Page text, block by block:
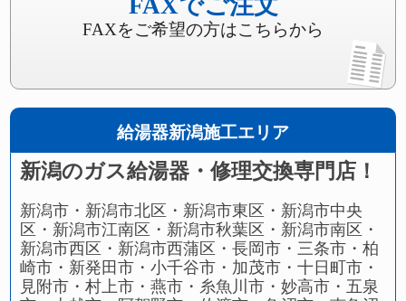
FAXをご希望の方はこちらから
給湯器新潟施工エリア
新潟のガス給湯器・修理交換専門店！
新潟市・新潟市北区・新潟市東区・新潟市中央
区・新潟市江南区・新潟市秋葉区・新潟市南区・
新潟市西区・新潟市西蒲区・長岡市・三条市・柏
崎市・新発田市・小千谷市・加茂市・十日町市・
見附市・村上市・燕市・糸魚川市・妙高市・五泉